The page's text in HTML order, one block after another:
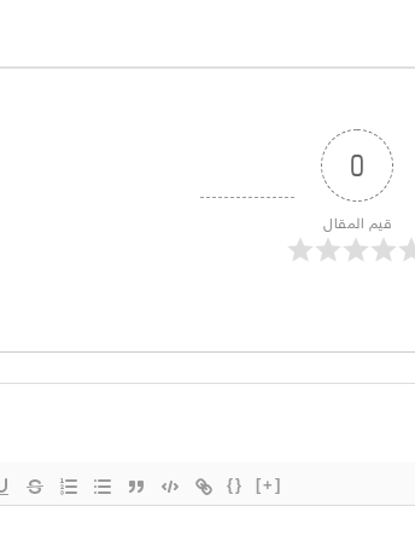
0
قيم المقال
{} [+]